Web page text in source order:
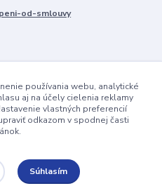
od-smlouvy
cookies.
používania webu, analytické
aj na účely cielenia reklamy
vlastných preferencií
odkazom v spodnej časti
Súhlasím